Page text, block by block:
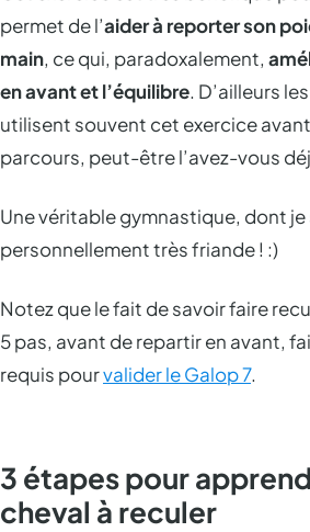
permet de l’aider à reporter son
main, ce qui, paradoxalement,
en avant et l’équilibre. D’ailleurs
utilisent souvent cet exercice
parcours, peut-être l’avez-vous
Une véritable gymnastique, dont je
personnellement très friande ! :)
Notez que le fait de savoir faire
5 pas, avant de repartir en avant,
requis pourvalider le Galop 7.
3 étapes pour
cheval à reculer